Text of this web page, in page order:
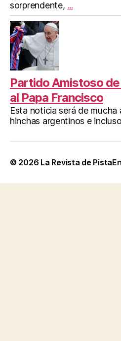
sorprendente, ...
Partido Amistoso
al Papa Francisco
Esta noticia será de mucha
hinchas argentinos e
© 2026 La Revista de